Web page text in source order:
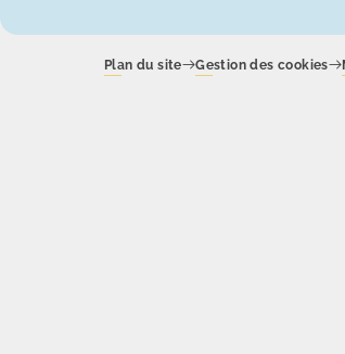
Plan du site Gestion des cookies